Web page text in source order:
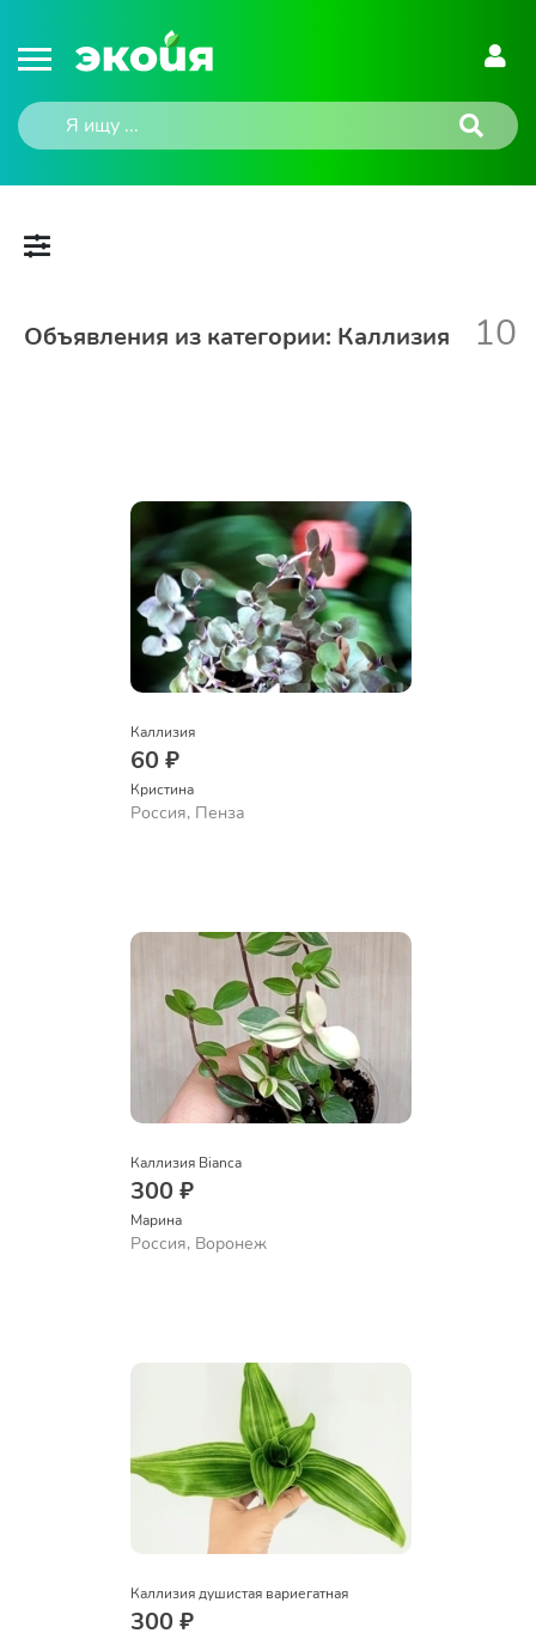
Объявления из категории: Каллизия 10
Каллизия
60 ₽
Кристина
Россия, Пенза
Каллизия Bianca
300 ₽
Марина
Россия, Воронеж
Каллизия душистая вариегатная
300 ₽